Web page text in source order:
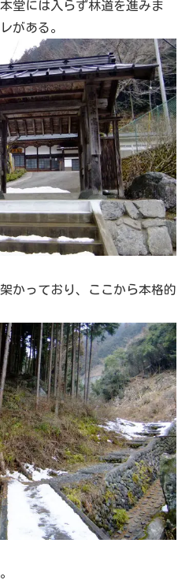
堂には入らず林道を進みま
がある。
かっており、ここから本格的